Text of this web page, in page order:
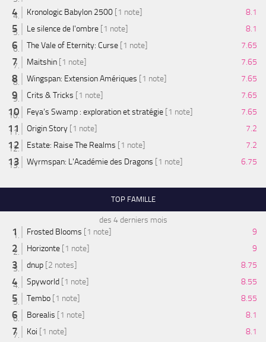
Kronologic Babylon 2500 [1 note]
8.1
Le silence de l'ombre [1 note]
8.1
The Vale of Eternity: Curse [1 note]
7.65
Maitshin [1 note]
7.65
Wingspan: Extension Amériques [1 note]
7.65
Crits & Tricks [1 note]
7.65
Feya’s Swamp : exploration et stratégie [1 note]
7.65
Origin Story [1 note]
7.2
Estate: Raise The Realms [1 note]
7.2
Wyrmspan: L'Académie des Dragons [1 note] 6.75
TOP FAMILLE
des 4 derniers mois
Frosted Blooms [1 note]
9
Horizonte [1 note]
9
dnup [2 notes]
8.75
Spyworld [1 note]
8.55
Tembo [1 note]
8.55
Borealis [1 note]
8.1
Koi [1 note]
8.1